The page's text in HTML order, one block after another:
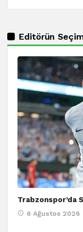
Editörün
Trabzonspor’da
6 Ağustos 2026